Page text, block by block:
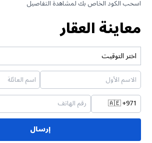
اسحب الكود الخاص بك لمشاهدة التفاصيل
معاينة العقار
اختر التوقيت
🇦🇪+971
إرسال